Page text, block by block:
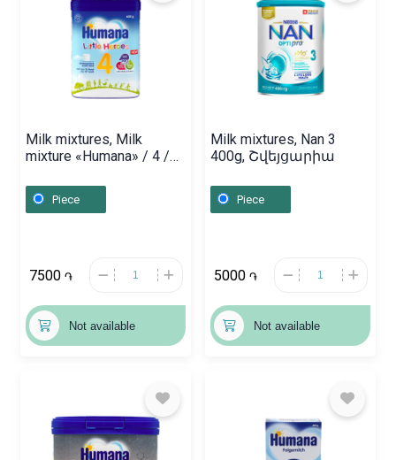
Milk mixtures, Milk
mixture «Humana» / 4 /
Piece
7500 ֏
Not available
Milk mixtures, Nan 3
400g, Շվեյցարիա
Piece
5000 ֏
Not available